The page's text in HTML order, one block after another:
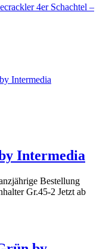
4er Schachtel –
Intermedia
Intermedia
Bestellung
Gr.45-2 Jetzt ab